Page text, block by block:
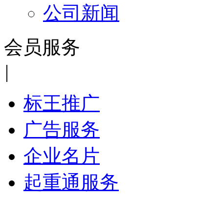
公司新闻
会员服务
|
标王推广
广告服务
企业名片
起重通服务